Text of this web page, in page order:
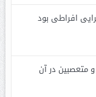
افراطی بود
متعصبین در آن